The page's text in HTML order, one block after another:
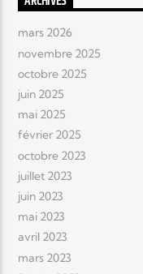
mars 2026
novembre 2025
octobre 2025
juin 2025
mai 2025
février 2025
octobre 2023
juillet 2023
juin 2023
mai 2023
avril 2023
mars 2023